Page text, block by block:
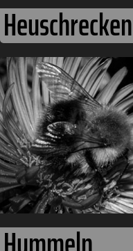
Heuschrecken